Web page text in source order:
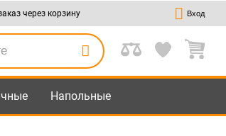
через корзину Вход
Напольные